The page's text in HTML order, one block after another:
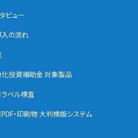
ビュー
の流れ
投資補助金 対象製品
ラベル検査
PDF・印刷物 大判検版システム